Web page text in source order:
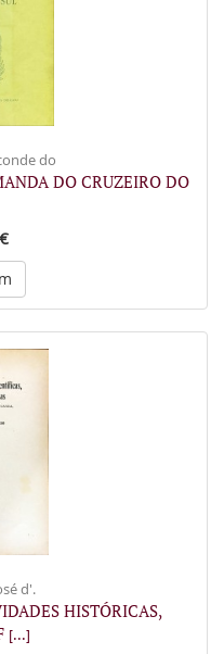
do
DO CRUZEIRO DO
d'.
HISTÓRICAS,
[...]